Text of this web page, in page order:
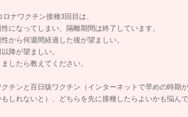
ナワクチン接種3回目は、
になってしまい、隔離期間は終了しています。
から何週間経過した後が望ましい。
降が望ましい。
したら教えてください。
クチンと百日咳ワクチン（インターネットで早めの時期
しれないと）、どちらを先に接種したらよいかも悩ん